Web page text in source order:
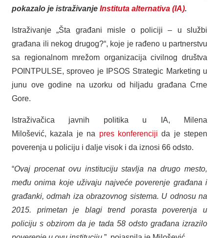
pokazalo je istraživanje Instituta alternativa (IA).
Istraživanje „Šta građani misle o policiji – u službi
građana ili nekog drugog?“, koje je rađeno u partnerstvu
sa regionalnom mrežom organizacija civilnog društva
POINTPULSE, sproveo je IPSOS Strategic Marketing u
junu ove godine na uzorku od hiljadu građana Crne
Gore.
Istraživačica javnih politika u IA, Milena
Milošević, kazala je na pres konferenciji da je stepen
poverenja u policiju i dalje visok i da iznosi 66 odsto.
“Ovaj procenat ovu instituciju stavlja na drugo mesto,
među onima koje uživaju najveće poverenje građana i
građanki, odmah iza obrazovnog sistema. U odnosu na
2015. primetan je blagi trend porasta poverenja u
policiju s obzirom da je tada 58 odsto građana izrazilo